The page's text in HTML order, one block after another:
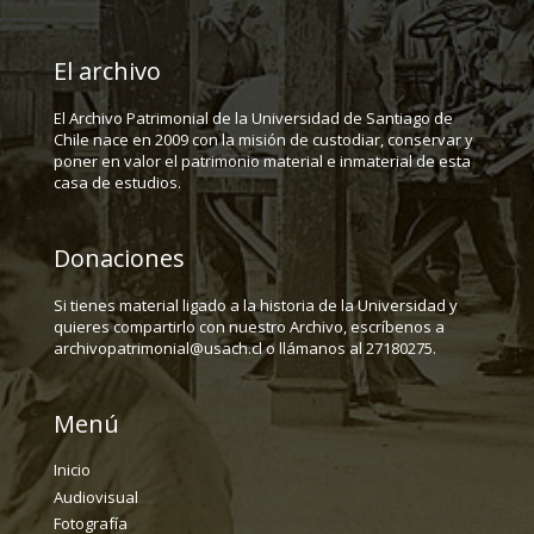
El archivo
El Archivo Patrimonial de la Universidad de Santiago de
Chile nace en 2009 con la misión de custodiar, conservar y
poner en valor el patrimonio material e inmaterial de esta
casa de estudios.
Donaciones
Si tienes material ligado a la historia de la Universidad y
quieres compartirlo con nuestro Archivo, escríbenos a
archivopatrimonial@usach.cl o llámanos al 27180275.
Menú
Inicio
Audiovisual
Fotografía